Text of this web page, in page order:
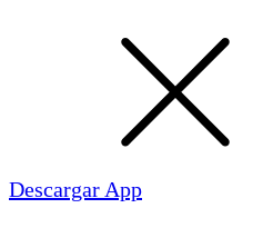
Descargar App